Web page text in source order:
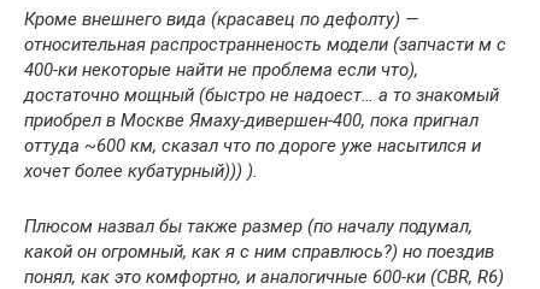
Кроме внешнего вида (красавец по дефолту) —
относительная распространненость модели (запчасти м с
400-ки некоторые найти не проблема если что),
достаточно мощный (быстро не надоест… а то знакомый
приобрел в Москве Ямаху-дивершен-400, пока пригнал
оттуда ~600 км, сказал что по дороге уже насытился и
хочет более кубатурный))) ).
Плюсом назвал бы также размер (по началу подумал,
какой он огромный, как я с ним справлюсь?) но поездив
понял, как это комфортно, и аналогичные 600-ки (CBR, R6)